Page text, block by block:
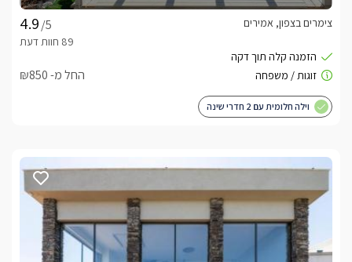
/5
צימרים בצפון, אמירים
החל מ- ₪850
וילה חלומית עם 2 חדרי שינה